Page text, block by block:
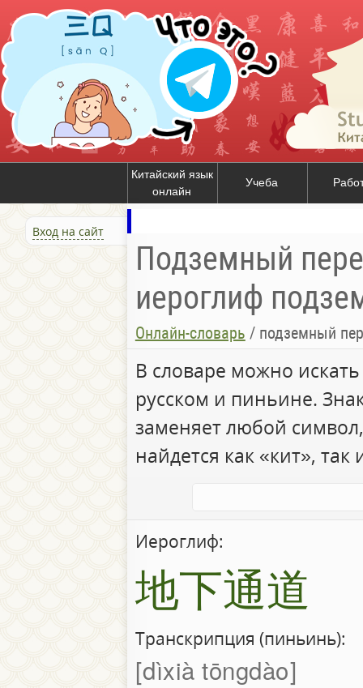
Китайский язык
онлайн
Учеба
Вход на сайт
Подземный
иероглиф
Онлайн-словарь / подземный
В словаре можно
русском и пиньине.
заменяет любой
найдется как «кит», так
Иероглиф:
地下通道
Транскрипция (пиньинь):
dìxià tōngdào